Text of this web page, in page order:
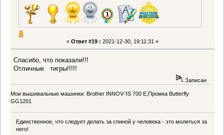
« Ответ #19 : 2021-12-30, 19:11:31 »
Спасибо, что показали!!!
Отличные тигры!!!!!
Записан
Мои вышивальные машинки: Brother INNOV-'IS 700 Е,Промка Butterfly
GG1201
Единственное, что следует делать за спиной у человека - это молиться за
него!